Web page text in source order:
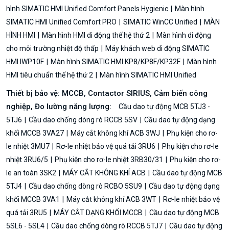
hình SIMATIC HMI Unified Comfort Panels Hygienic
Màn hình
SIMATIC HMI Unified Comfort PRO
SIMATIC WinCC Unified
MÀN
HÌNH HMI
Màn hình HMI di động thế hệ thứ 2
Màn hình di động
cho môi trường nhiệt độ thấp
Máy khách web di động SIMATIC
HMI IWP10F
Màn hình SIMATIC HMI KP8/KP8F/KP32F
Màn hình
HMI tiêu chuẩn thế hệ thứ 2
Màn hình SIMATIC HMI Unified
Thiết bị bảo vệ: MCCB, Contactor SIRIUS, Cảm biến công
nghiệp, Đo lường năng lượng:
Cầu dao tự động MCB 5TJ3 -
5TJ6
Cầu dao chống dòng rò RCCB 5SV
Cầu dao tự động dạng
khối MCCB 3VA27
Máy cắt không khí ACB 3WJ
Phụ kiện cho rơ-
le nhiệt 3MU7
Rơ-le nhiệt bảo vệ quá tải 3RU6
Phụ kiện cho rơ-le
nhiệt 3RU6/5
Phụ kiện cho rơ-le nhiệt 3RB30/31
Phụ kiện cho rơ-
le an toàn 3SK2
MÁY CẮT KHÔNG KHÍ ACB
Cầu dao tự động MCB
5TJ4
Cầu dao chống dòng rò RCBO 5SU9
Cầu dao tự động dạng
khối MCCB 3VA1
Máy cắt không khí ACB 3WT
Rơ-le nhiệt bảo vệ
quá tải 3RU5
MÁY CẮT DẠNG KHỐI MCCB
Cầu dao tự động MCB
5SL6 - 5SL4
Cầu dao chống dòng rò RCCB 5TJ7
Cầu dao tự động